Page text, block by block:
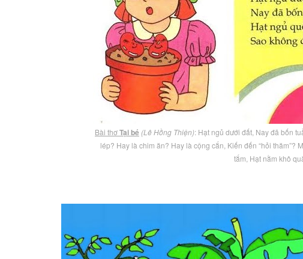
Bài thơTại bé (Lê Hồng Thiện): Hạt ngủ dưới đất, Nay đã bốn
lép? Hay là chim ăn? Hay là cộng cắn, Kiến đến “hỏi thăm”?
tắm, Hạt nằm khô